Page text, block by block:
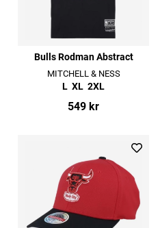
Bulls Rodman Abstract
MITCHELL & NESS
L XL 2XL
549 kr